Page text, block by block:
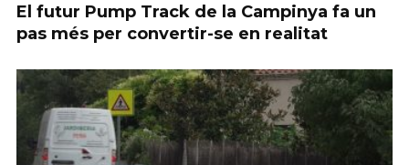
El futur Pump Track de la Campinya fa un
pas més per convertir-se en realitat